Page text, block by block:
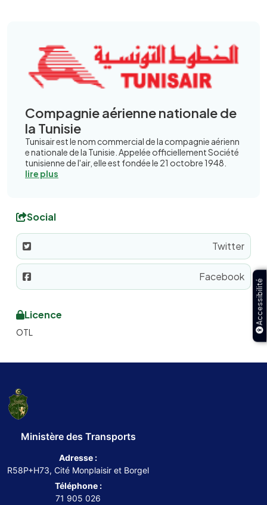
Accessibilité
Compagnie aérienne nationale de
la Tunisie
Tunisair est le nom commercial de la compagnie aérienn
e nationale de la Tunisie. Appelée officiellement Société
tunisienne de l'air, elle est fondée le 21 octobre 1948.
lire plus
Social
Twitter
Facebook
Licence
OTL
Ministère des Transports
Adresse :
R58P+H73, Cité Monplaisir et Borgel
Téléphone :
71 905 026